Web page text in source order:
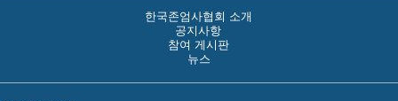
한국존엄사협회 소개
공지사항
참여 게시판
뉴스